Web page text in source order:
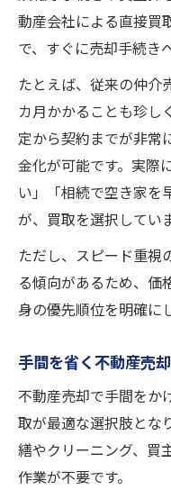
動産会社による直接買
で、すぐに売却手続き
たとえば、従来の仲介
カ月かかることも珍し
定から契約までが非常
金化が可能です。実際
い」「相続で空き家を
が、買取を選択していま
ただし、スピード重視
る傾向があるため、価
身の優先順位を明確に
手間を省く不動産売
不動産売却で手間をか
取が最適な選択肢とな
繕やクリーニング、買
作業が不要です。